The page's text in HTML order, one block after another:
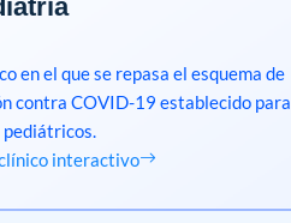
en el que se repasa el esquema de
contra COVID-19 establecido para
interactivo